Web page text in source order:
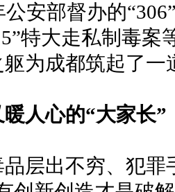
公安部督办的
特大走私制毒
为成都筑起了一
暖人心的“大家长”
出不穷、犯罪